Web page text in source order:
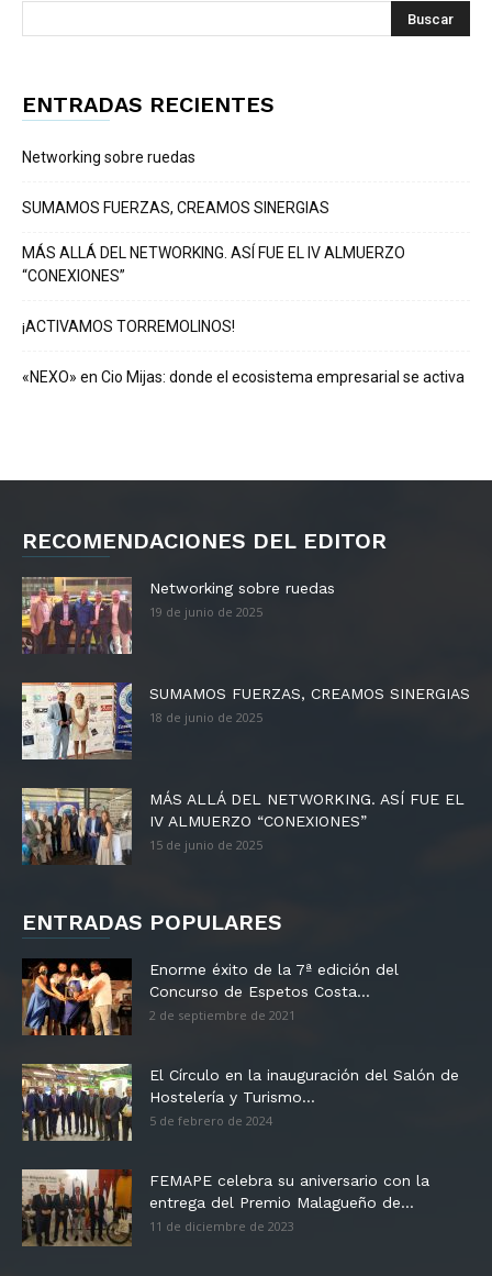
ENTRADAS RECIENTES
Networking sobre ruedas
SUMAMOS FUERZAS, CREAMOS SINERGIAS
MÁS ALLÁ DEL NETWORKING. ASÍ FUE EL IV ALMUERZO
“CONEXIONES”
¡ACTIVAMOS TORREMOLINOS!
«NEXO» en Cio Mijas: donde el ecosistema empresarial se activa
RECOMENDACIONES DEL EDITOR
Networking sobre ruedas
19 de junio de 2025
SUMAMOS FUERZAS, CREAMOS SINERGIAS
18 de junio de 2025
MÁS ALLÁ DEL NETWORKING. ASÍ FUE EL
IV ALMUERZO “CONEXIONES”
15 de junio de 2025
ENTRADAS POPULARES
Enorme éxito de la 7ª edición del
Concurso de Espetos Costa...
2 de septiembre de 2021
El Círculo en la inauguración del Salón de
Hostelería y Turismo...
5 de febrero de 2024
FEMAPE celebra su aniversario con la
entrega del Premio Malagueño de...
11 de diciembre de 2023